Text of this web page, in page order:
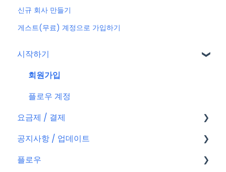
신규 회사 만들기
게스트(무료) 계정으로 가입하기
시작하기
회원가입
플로우 계정
요금제 / 결제
요금제
결제
공지사항 / 업데이트
공지사항
플로우